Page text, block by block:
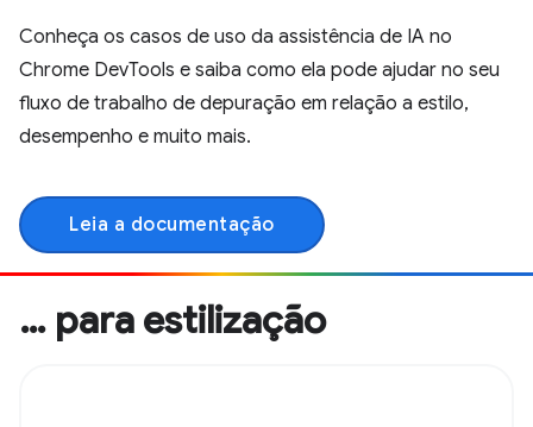
Conheça os casos de uso da assistência de IA no
Chrome DevTools e saiba como ela pode ajudar no seu
fluxo de trabalho de depuração em relação a estilo,
desempenho e muito mais.
Leia a documentação
… para estilização